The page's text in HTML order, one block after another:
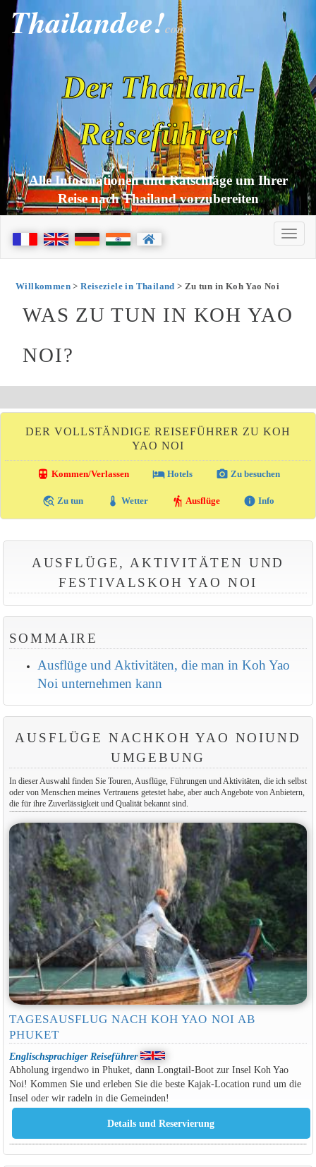
Thailandee!com
Der Thailand-
Reiseführer
Alle Informationen und Ratschläge um Ihrer
Reise nach Thailand vorzubereiten
Willkommen>Reiseziele in Thailand > Zu tun in Koh Yao Noi
WAS ZU TUN IN KOH YAO
NOI?
DER VOLLSTÄNDIGE REISEFÜHRER ZU KOH
YAO NOI
directions_transit Kommen/Verlassen local_hotelHotels photo_camera Zu besuchen
travel_explore Zu tun thermostat Wetter hiking Ausflüge info Info
AUSFLÜGE, AKTIVITÄTEN UND
FESTIVALSKOH YAO NOI
SOMMAIRE
Ausflüge und Aktivitäten, die man in Koh Yao
Noi unternehmen kann
AUSFLÜGE NACHKOH YAO NOIUND
UMGEBUNG
In dieser Auswahl finden Sie Touren, Ausflüge, Führungen und Aktivitäten, die ich selbst
oder von Menschen meines Vertrauens getestet habe, aber auch Angebote von Anbietern,
die für ihre Zuverlässigkeit und Qualität bekannt sind.
TAGESAUSFLUG NACH KOH YAO NOI AB
PHUKET
Englischsprachiger Reiseführer
Abholung irgendwo in Phuket, dann Longtail-Boot zur Insel Koh Yao
Noi! Kommen Sie und erleben Sie die beste Kajak-Location rund um die
Insel oder wir radeln in die Gemeinden!